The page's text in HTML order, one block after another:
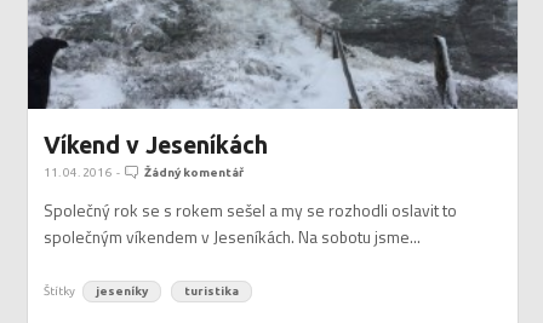
Víkend v Jeseníkách
11. 04. 2016- Žádný komentář
Společný rok se s rokem sešel a my se rozhodli oslavit to
společným víkendem v Jeseníkách. Na sobotu jsme...
Štítky jeseníky turistika